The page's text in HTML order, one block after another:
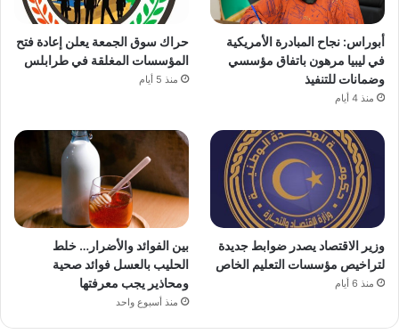
أبوراس: نجاح المبادرة الأمريكية
في ليبيا مرهون باتفاق مؤسسي
وضمانات للتنفيذ
منذ 4 أيام
حراك سوق الجمعة يعلن إعادة فتح
المؤسسات المغلقة في طرابلس
منذ 5 أيام
وزير الاقتصاد يصدر ضوابط جديدة
لتراخيص مؤسسات التعليم الخاص
منذ 6 أيام
بين الفوائد والأضرار… خلط
الحليب بالعسل فوائد صحية
ومحاذير يجب معرفتها
منذ أسبوع واحد